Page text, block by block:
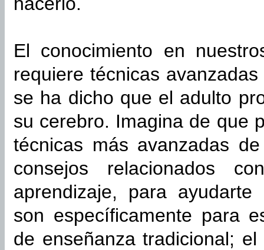
El conocimiento en
requiere técnicas
se ha dicho que el adulto
su cerebro. Imagina de que
técnicas más avanzadas
consejos relacionados
aprendizaje, para
son específicamente para
de enseñanza tradicional;